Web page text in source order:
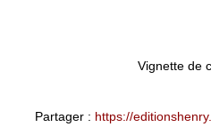
compagne actuelle. La
Vignette de
Partager : https://